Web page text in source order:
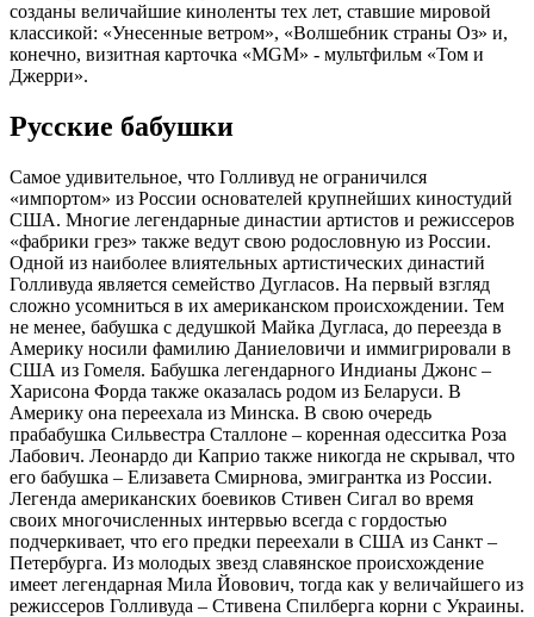
созданы величайшие киноленты тех лет, ставшие мировой
классикой: «Унесенные ветром», «Волшебник страны Оз» и,
конечно, визитная карточка «MGM» - мультфильм «Том и
Джерри».
Русские бабушки
Самое удивительное, что Голливуд не ограничился
«импортом» из России основателей крупнейших киностудий
США. Многие легендарные династии артистов и режиссеров
«фабрики грез» также ведут свою родословную из России.
Одной из наиболее влиятельных артистических династий
Голливуда является семейство Дугласов. На первый взгляд
сложно усомниться в их американском происхождении. Тем
не менее, бабушка с дедушкой Майка Дугласа, до переезда в
Америку носили фамилию Даниеловичи и иммигрировали в
США из Гомеля. Бабушка легендарного Индианы Джонс –
Харисона Форда также оказалась родом из Беларуси. В
Америку она переехала из Минска. В свою очередь
прабабушка Сильвестра Сталлоне – коренная одесситка Роза
Лабович. Леонардо ди Каприо также никогда не скрывал, что
его бабушка – Елизавета Смирнова, эмигрантка из России.
Легенда американских боевиков Стивен Сигал во время
своих многочисленных интервью всегда с гордостью
подчеркивает, что его предки переехали в США из Санкт –
Петербурга. Из молодых звезд славянское происхождение
имеет легендарная Мила Йовович, тогда как у величайшего из
режиссеров Голливуда – Стивена Спилберга корни с Украины.